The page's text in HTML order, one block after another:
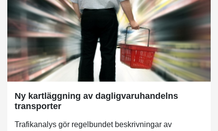
Ny kartläggning av dagligvaruhandelns
transporter
Trafikanalys gör regelbundet beskrivningar av